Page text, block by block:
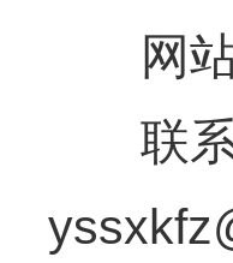
网站
联系